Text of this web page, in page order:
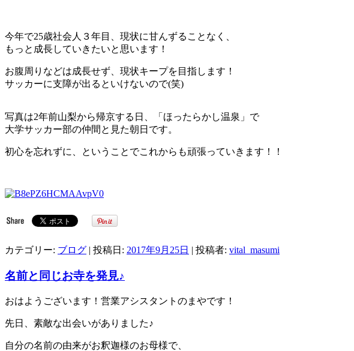
今年で25歳社会人３年目、現状に甘んずることなく、
もっと成長していきたいと思います！
お腹周りなどは成長せず、現状キープを目指します！
サッカーに支障が出るといけないので(笑)
写真は2年前山梨から帰京する日、「ほったらかし温泉」で
大学サッカー部の仲間と見た朝日です。
初心を忘れずに、ということでこれからも頑張っていきます！！
カテゴリー: ブログ | 投稿日: 2017年9月25日 | 投稿者: vital_masumi
名前と同じお寺を発見♪
おはようございます！営業アシスタントのまやです！
先日、素敵な出会いがありました♪
自分の名前の由来がお釈迦様のお母様で、